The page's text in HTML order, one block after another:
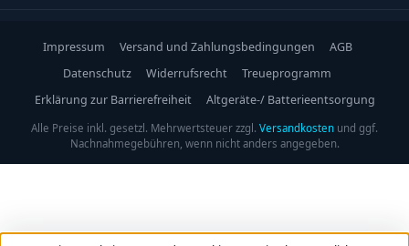
Impressum Versand und Zahlungsbedingungen
AGB
Datenschutz
Widerrufsrecht
Treueprogramm
Erklärung zur Barrierefreiheit
Altgeräte-/ Batterieentsorgung
Alle Preise inkl. gesetzl. Mehrwertsteuer zzgl. Versandkosten und ggf.
Nachnahmegebühren, wenn nicht anders angegeben.